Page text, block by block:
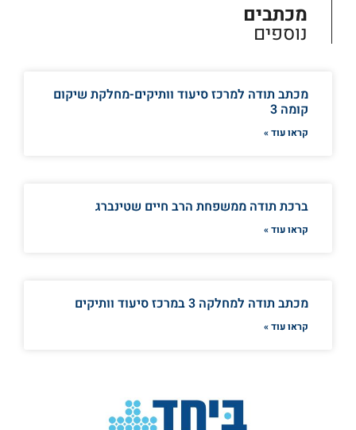
מכתבים
נוספים
מכתב תודה למרכז סיעוד וותיקים-מחלקת שיקום
קומה 3
קראו עוד »
ברכת תודה ממשפחת הרב חיים שטינברג
קראו עוד »
מכתב תודה למחלקה 3 במרכז סיעוד וותיקים
קראו עוד »